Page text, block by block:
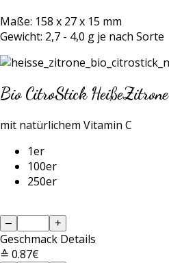
Maße: 158 x 27 x 15 mm
Gewicht: 2,7 - 4,0 g je nach Sorte
Bio CitroStick HeißeZitrone
mit natürlichem Vitamin C
1er
100er
250er
– +
Geschmack Details
≙ 0.87€